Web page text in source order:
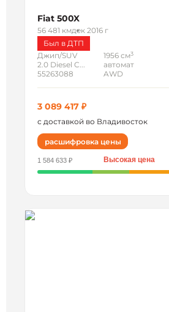
Fiat 500X
56 481 кмдек 2016 г
Был в ДТП
Джип/SUV
2.0 Diesel C...
55263088
1956 см3
автомат
AWD
3 089 417 ₽
с доставкой во Владивосток
расшифровка цены
1 584 633 ₽ Высокая цена